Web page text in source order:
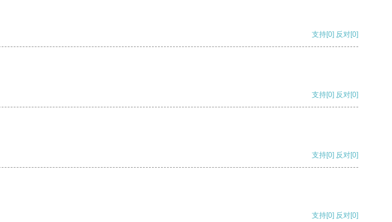
支持[0] 反对[0]
支持[0] 反对[0]
支持[0] 反对[0]
支持[0] 反对[0]